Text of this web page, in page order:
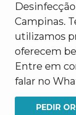
Campinas.
utilizamos
oferecem
Entre em
falar no
PEDIR